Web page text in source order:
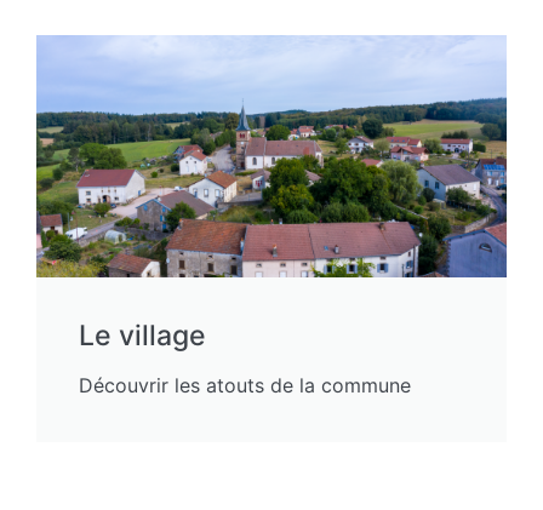
Le village
Découvrir les atouts de la commune